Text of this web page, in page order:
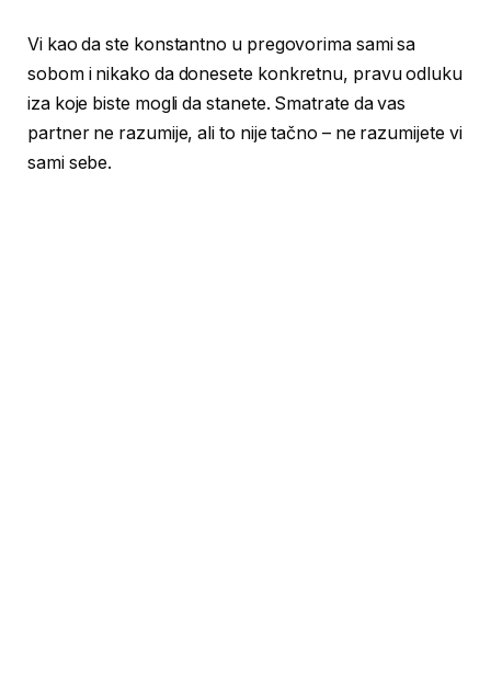
Vi kao da ste konstantno u pregovorima sami sa
sobom i nikako da donesete konkretnu, pravu odluku
iza koje biste mogli da stanete. Smatrate da vas
partner ne razumije, ali to nije tačno – ne razumijete vi
sami sebe.